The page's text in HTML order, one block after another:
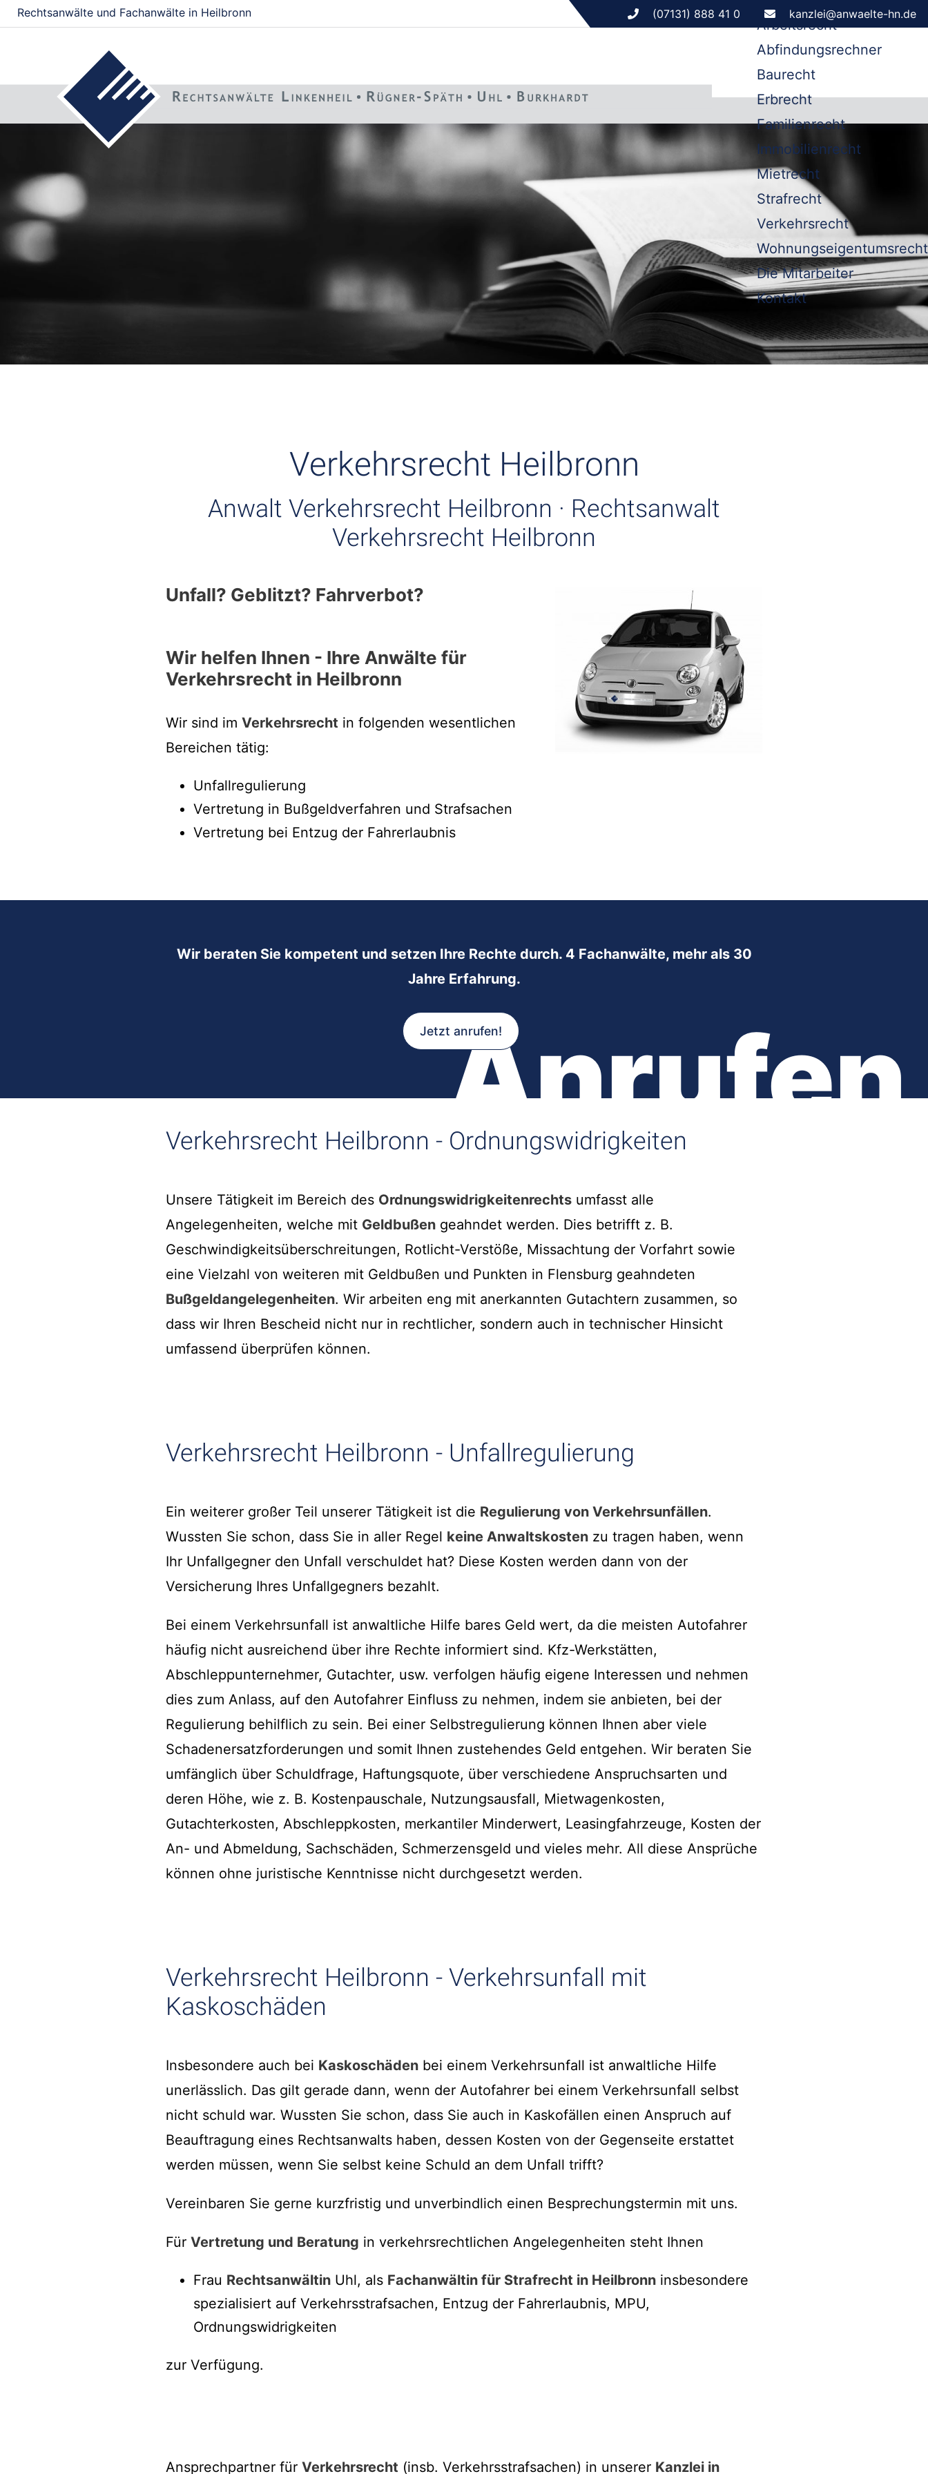
Rechtsanwälte und Fachanwälte in Heilbronn (07131) 888 41 0 kanzlei@anwaelte-hn.de
Arbeitsrecht
Abfindungsrechner
Baurecht
Erbrecht
Familienrecht
Immobilienrecht
Mietrecht
Strafrecht
Verkehrsrecht
Wohnungseigentumsrecht
Die Mitarbeiter
Kontakt
Verkehrsrecht Heilbronn
Anwalt Verkehrsrecht Heilbronn · Rechtsanwalt
Verkehrsrecht Heilbronn
Unfall? Geblitzt? Fahrverbot?
Wir helfen Ihnen - Ihre Anwälte für
Verkehrsrecht in Heilbronn
Wir sind im Verkehrsrecht in folgenden wesentlichen
Bereichen tätig:
Unfallregulierung
Vertretung in Bußgeldverfahren und Strafsachen
Vertretung bei Entzug der Fahrerlaubnis
Wir beraten Sie kompetent und setzen Ihre Rechte durch. 4 Fachanwälte, mehr als 30
Jahre Erfahrung.
Jetzt anrufen!
Anrufen
Verkehrsrecht Heilbronn - Ordnungswidrigkeiten
Unsere Tätigkeit im Bereich des Ordnungswidrigkeitenrechts umfasst alle
Angelegenheiten, welche mit Geldbußen geahndet werden. Dies betrifft z. B.
Geschwindigkeitsüberschreitungen, Rotlicht-Verstöße, Missachtung der Vorfahrt sowie
eine Vielzahl von weiteren mit Geldbußen und Punkten in Flensburg geahndeten
Bußgeldangelegenheiten. Wir arbeiten eng mit anerkannten Gutachtern zusammen, so
dass wir Ihren Bescheid nicht nur in rechtlicher, sondern auch in technischer Hinsicht
umfassend überprüfen können.
Verkehrsrecht Heilbronn - Unfallregulierung
Ein weiterer großer Teil unserer Tätigkeit ist die Regulierung von Verkehrsunfällen.
Wussten Sie schon, dass Sie in aller Regel keine Anwaltskosten zu tragen haben, wenn
Ihr Unfallgegner den Unfall verschuldet hat? Diese Kosten werden dann von der
Versicherung Ihres Unfallgegners bezahlt.
Bei einem Verkehrsunfall ist anwaltliche Hilfe bares Geld wert, da die meisten Autofahrer
häufig nicht ausreichend über ihre Rechte informiert sind. Kfz-Werkstätten,
Abschleppunternehmer, Gutachter, usw. verfolgen häufig eigene Interessen und nehmen
dies zum Anlass, auf den Autofahrer Einfluss zu nehmen, indem sie anbieten, bei der
Regulierung behilflich zu sein. Bei einer Selbstregulierung können Ihnen aber viele
Schadenersatzforderungen und somit Ihnen zustehendes Geld entgehen. Wir beraten Sie
umfänglich über Schuldfrage, Haftungsquote, über verschiedene Anspruchsarten und
deren Höhe, wie z. B. Kostenpauschale, Nutzungsausfall, Mietwagenkosten,
Gutachterkosten, Abschleppkosten, merkantiler Minderwert, Leasingfahrzeuge, Kosten der
An- und Abmeldung, Sachschäden, Schmerzensgeld und vieles mehr. All diese Ansprüche
können ohne juristische Kenntnisse nicht durchgesetzt werden.
Verkehrsrecht Heilbronn - Verkehrsunfall mit
Kaskoschäden
Insbesondere auch bei Kaskoschäden bei einem Verkehrsunfall ist anwaltliche Hilfe
unerlässlich. Das gilt gerade dann, wenn der Autofahrer bei einem Verkehrsunfall selbst
nicht schuld war. Wussten Sie schon, dass Sie auch in Kaskofällen einen Anspruch auf
Beauftragung eines Rechtsanwalts haben, dessen Kosten von der Gegenseite erstattet
werden müssen, wenn Sie selbst keine Schuld an dem Unfall trifft?
Vereinbaren Sie gerne kurzfristig und unverbindlich einen Besprechungstermin mit uns.
Für Vertretung und Beratung in verkehrsrechtlichen Angelegenheiten steht Ihnen
Frau Rechtsanwältin Uhl, als Fachanwältin für Strafrecht in Heilbronn insbesondere
spezialisiert auf Verkehrsstrafsachen, Entzug der Fahrerlaubnis, MPU,
Ordnungswidrigkeiten
zur Verfügung.
Ansprechpartner für Verkehrsrecht (insb. Verkehrsstrafsachen) in unserer Kanzlei in